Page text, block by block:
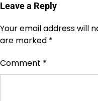
Leave a Reply
Your email address will
are marked *
Comment *